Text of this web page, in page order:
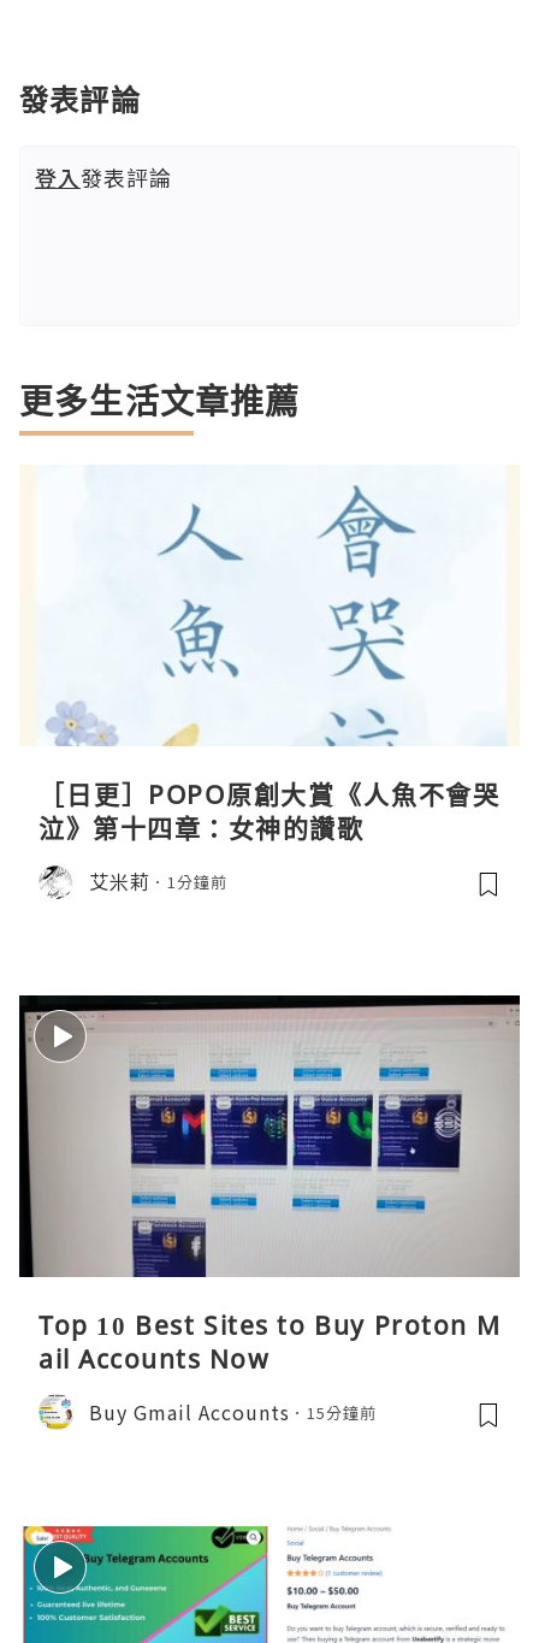
發表評論
登入發表評論
更多生活文章推薦
［日更］POPO原創大賞《人魚不會哭
泣》第十四章：女神的讚歌
艾米莉 1分鐘前
Top 10 Best Sites to Buy Proton M
ail Accounts Now
Buy Gmail Accounts 15分鐘前